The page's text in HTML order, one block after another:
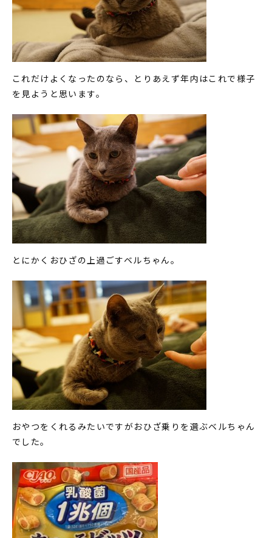
これだけよくなったのなら、とりあえず年内はこれで様子
を見ようと思います。
とにかくおひざの上過ごすベルちゃん。
おやつをくれるみたいですがおひざ乗りを選ぶベルちゃん
でした。